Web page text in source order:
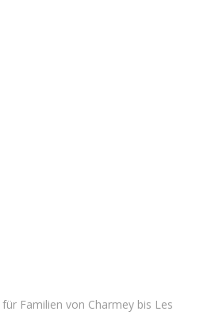
Familien von Charmey bis Les